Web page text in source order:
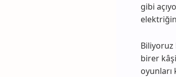
gibi
elektriğin
Biliyoruz
birer
oyunları